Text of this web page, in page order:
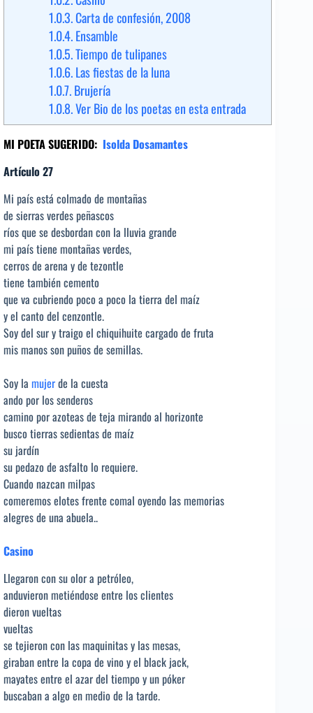
1.0.3.Carta de confesión, 2008
1.0.4.Ensamble
1.0.5.Tiempo de tulipanes
1.0.6.Las fiestas de la luna
1.0.7.Brujería
1.0.8.Ver Bio de los poetas en esta entrada
MI POETA SUGERIDO: Isolda Dosamantes
Artículo 27
Mi país está colmado de montañas
de sierras verdes peñascos
ríos que se desbordan con la lluvia grande
mi país tiene montañas verdes,
cerros de arena y de tezontle
tiene también cemento
que va cubriendo poco a poco la tierra del maíz
y el canto del cenzontle.
Soy del sur y traigo el chiquihuite cargado de fruta
mis manos son puños de semillas.
Soy la mujerde la cuesta
ando por los senderos
camino por azoteas de teja mirando al horizonte
busco tierras sedientas de maíz
su jardín
su pedazo de asfalto lo requiere.
Cuando nazcan milpas
comeremos elotes frente comal oyendo las memorias
alegres de una abuela..
Casino
Llegaron con su olor a petróleo,
anduvieron metiéndose entre los clientes
dieron vueltas
vueltas
se tejieron con las maquinitas y las mesas,
giraban entre la copa de vino y el black jack,
mayates entre el azar del tiempo y un póker
buscaban a algo en medio de la tarde.